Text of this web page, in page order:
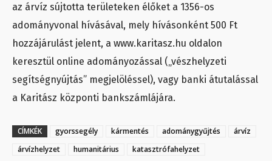
az árvíz sújtotta területeken élőket a 1356-os
adományvonal hívásával, mely hívásonként 500 Ft
hozzájárulást jelent, a www.karitasz.hu oldalon
keresztül online adományozással („vészhelyzeti
segítségnyújtás” megjelöléssel), vagy banki átutalással
a Karitász központi bankszámlájára.
CÍMKÉK gyorssegély kármentés adománygyűjtés
árvíz
árvízhelyzet
humanitárius
katasztrófahelyzet